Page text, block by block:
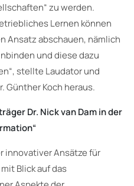
zu werden.
Lernen können
Ansatz abschauen, nämlich
und diese dazu
stellte Laudator und
Günther Koch heraus.
Dr. Nick van Dam in der
innovativer Ansätze für
Blick auf das